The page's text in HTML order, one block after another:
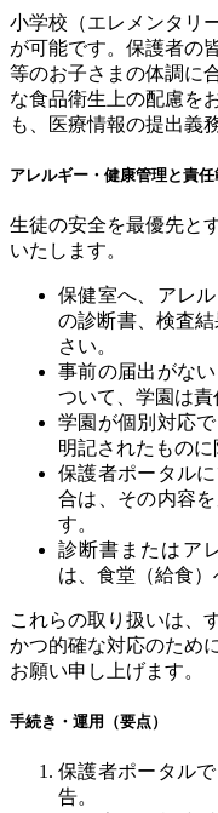
小学校（エレメンタリ
が可能です。保護者の
等のお子さまの体調に
な食品衛生上の配慮を
も、医療情報の提出義
アレルギー・健康管理と責任
生徒の安全を最優先と
いたします。
保健室へ、アレ
の診断書、検査
さい。
事前の届出がな
ついて、学園は責
学園が個別対応
明記されたものに
保護者ポータル
合は、その内容
す。
診断書またはア
は、食堂（給食）
これらの取り扱いは、
かつ的確な対応のため
お願い申し上げます。
手続き・運用（要点）
保護者ポータル
告。